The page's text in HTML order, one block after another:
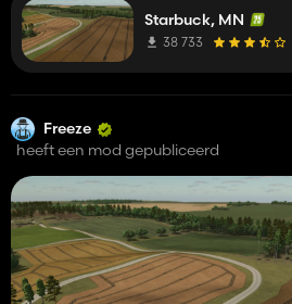
Starbuck, MN
38 733
Freeze
heeft een mod gepubliceerd